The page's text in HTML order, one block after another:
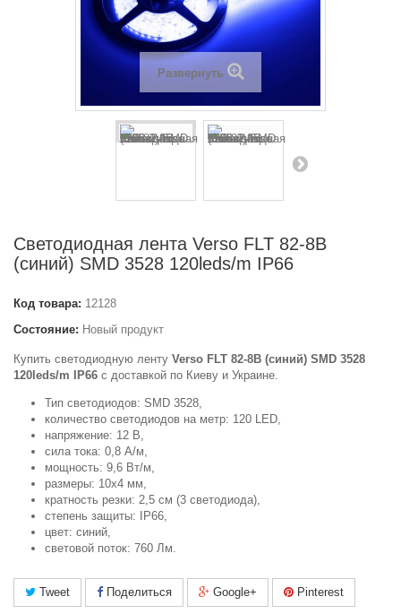
Развернуть
Светодиодная лента Verso FLT 82-8B
(синий) SMD 3528 120leds/m IP66
Код товара: 12128
Состояние: Новый продукт
Купить светодиодную ленту Verso FLT 82-8B (синий) SMD 3528
120leds/m IP66 с доставкой по Киеву и Украине.
Тип светодиодов: SMD 3528,
количество светодиодов на метр: 120 LED,
напряжение: 12 В,
сила тока: 0,8 А/м,
мощность: 9,6 Вт/м,
размеры: 10x4 мм,
кратность резки: 2,5 см (3 светодиода),
степень защиты: IP66,
цвет: синий,
световой поток: 760 Лм.
Tweet Поделиться Google+ Pinterest